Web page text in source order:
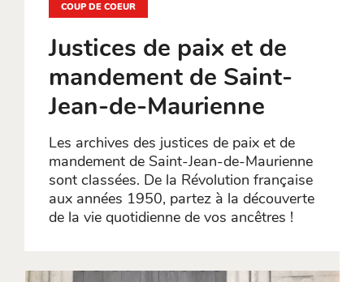
COUP DE COEUR
Justices de paix et de
mandement de Saint-
Jean-de-Maurienne
Les archives des justices de paix et de
mandement de Saint-Jean-de-Maurienne
sont classées. De la Révolution française
aux années 1950, partez à la découverte
de la vie quotidienne de vos ancêtres !